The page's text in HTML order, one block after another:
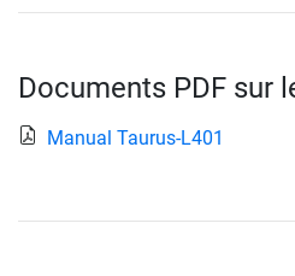
Documents PDF sur
Manual Taurus-L401